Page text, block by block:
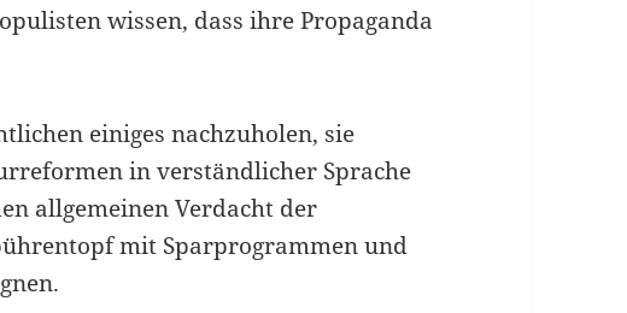
wissen, dass ihre Propaganda
einiges nachzuholen, sie
in verständlicher Sprache
allgemeinen Verdacht der
mit Sparprogrammen und